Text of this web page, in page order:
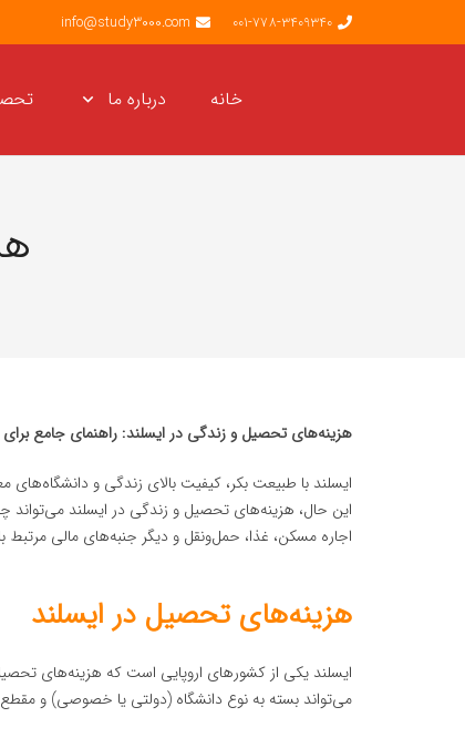
001-778-3409340
info@study3000.com
خانه درباره ما
هزینه‌های تحصیل و زندگی در ایسلند: راهنمای جامع برای
ایسلند با طبیعت بکر، کیفیت بالای زندگی و
این حال، هزینه‌های تحصیل و زندگی در ایسلند می‌تواند
اجاره مسکن، غذا، حمل‌ونقل و دیگر جنبه‌های مالی مرتبط
هزینه‌های تحصیل در ایسلند
ایسلند یکی از کشورهای اروپایی است که هزینه‌های
می‌تواند بسته به نوع دانشگاه (دولتی یا خصوصی) و